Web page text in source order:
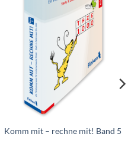
Komm mit – rechne mit! Band 5